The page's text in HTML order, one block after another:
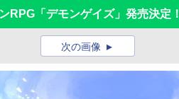
RPG「デモンゲイズ」発売決定！
次の画像